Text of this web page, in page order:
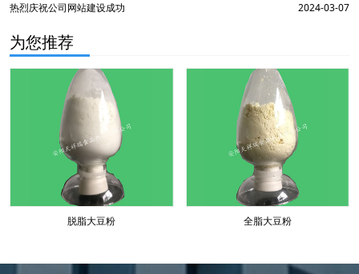
热烈庆祝公司网站建设成功 2024-03-07
为您推荐
脱脂大豆粉 全脂大豆粉